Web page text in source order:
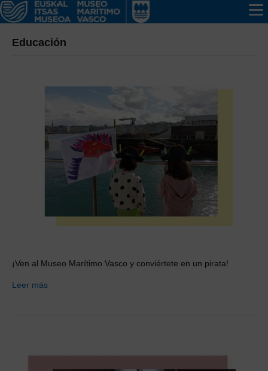
Educación
¡Ven al Museo Marítimo Vasco y conviértete en un pirata!
Leer más